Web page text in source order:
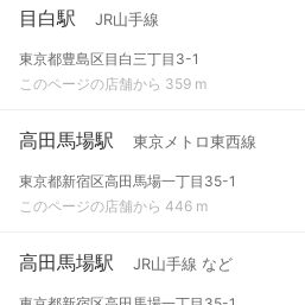
目白駅 JR山手線
東京都豊島区目白三丁目3-1
このページの店舗から 359 m
高田馬場駅 東京メトロ東西線
東京都新宿区高田馬場一丁目35-1
このページの店舗から 446 m
高田馬場駅 JR山手線 など